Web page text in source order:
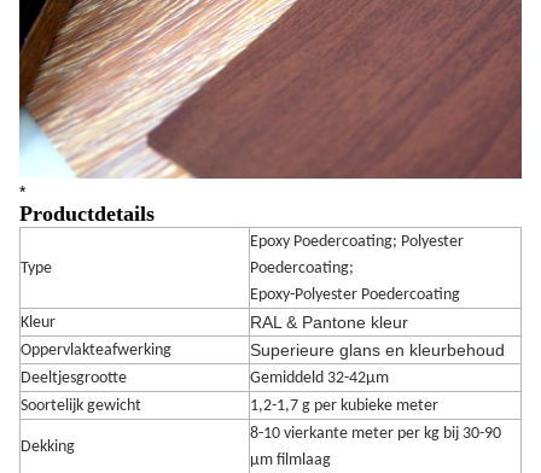
*
Productdetails
Type
Epoxy Poedercoating; Polyester
Poedercoating;
Epoxy-Polyester Poedercoating
Kleur
RAL & Pantone kleur
Oppervlakteafwerking Superieure glans en kleurbehoud
Deeltjesgrootte
Gemiddeld 32-42μm
Soortelijk gewicht
1,2-1,7 g per kubieke meter
Dekking
8-10 vierkante meter per kg bij 30-90
μm filmlaag